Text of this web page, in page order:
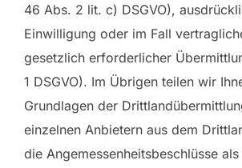
46 Abs. 2 lit. c) DSGVO),
Einwilligung oder im Fall
gesetzlich erforderlicher
1 DSGVO). Im Übrigen teilen wir
Grundlagen der
einzelnen Anbietern aus dem
die Angemessenheitsbeschlüsse